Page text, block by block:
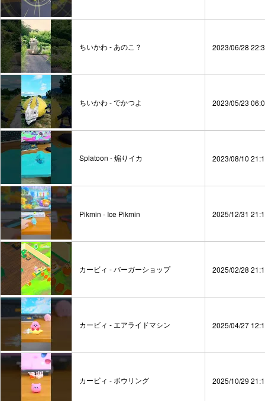
ちいかわ - あのこ？ 2023/06/28
ちいかわ - でかつよ 2023/05/23
Splatoon - 煽りイカ 2023/08/10
Pikmin - Ice Pikmin 2025/12/31
カービィ - バーガーショップ 2025/02/28
カービィ - エアライドマシン 2025/04/27
カービィ - ボウリング 2025/10/29